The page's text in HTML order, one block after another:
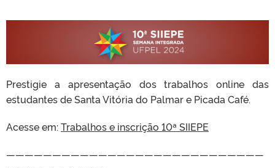
Prestigie a apresentação dos trabalhos online das
estudantes de Santa Vitória do Palmar e Picada Café.
Acesse em:Trabalhos e inscrição 10ª SIIEPE
————————————————————————————